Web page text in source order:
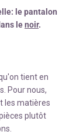
le pantalon
lenoir.
tient en
Pour nous,
les matières
plutôt